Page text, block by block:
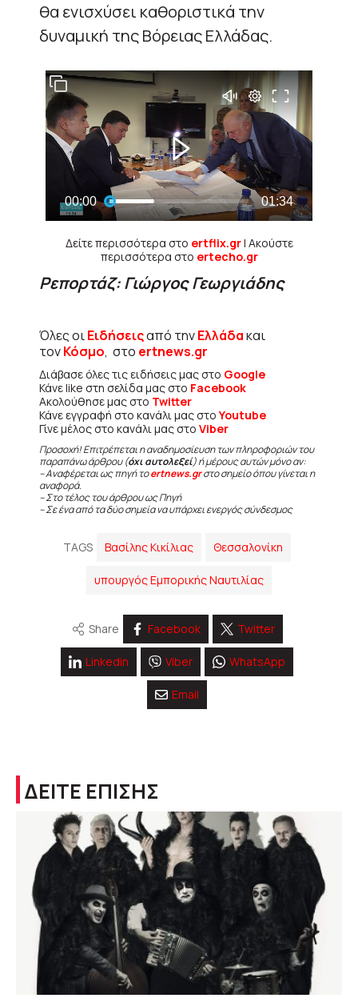
θα ενισχύσει καθοριστικά την
δυναμική της Βόρειας Ελλάδας.
Δείτε περισσότερα στο ertflix.gr| Ακούστε
περισσότερα στο ertecho.gr
Ρεπορτάζ: Γιώργος Γεωργιάδης
Όλες οιΕιδήσειςαπό τηνΕλλάδακαι
τονΚόσμο, στο ertnews.gr
Διάβασε όλες τις ειδήσεις μας στο Google
Κάνε like στη σελίδα μας στο Facebook
Ακολούθησε μας στο Twitter
Κάνε εγγραφή στο κανάλι μας στοYoutube
Γίνε μέλος στο κανάλι μας στο Viber
Προσοχή! Επιτρέπεται η αναδημοσίευση των πληροφοριών του
παραπάνω άρθρου (όχι αυτολεξεί) ή μέρους αυτών μόνο αν:
– Αναφέρεται ως πηγή τοertnews.grστο σημείο όπου γίνεται η
αναφορά.
– Στο τέλος του άρθρου ως Πηγή
– Σε ένα από τα δύο σημεία να υπάρχει ενεργός σύνδεσμος
TAGS Βασίλης Κικίλιας Θεσσαλονίκη
υπουργός Εμπορικής Ναυτιλίας
Share Facebook Twitter
Linkedin Viber WhatsApp
Email
ΔΕΙΤΕ ΕΠΙΣΗΣ